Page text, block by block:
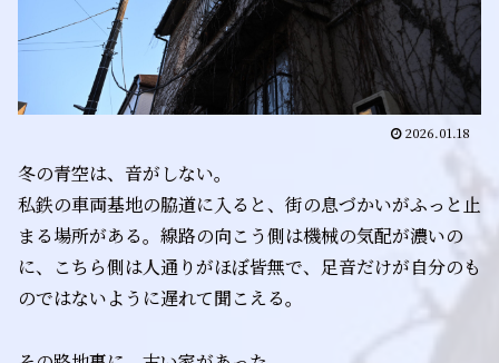
2026.01.18
冬の青空は、音がしない。
私鉄の車両基地の脇道に入ると、街の息づかいがふっと止
まる場所がある。線路の向こう側は機械の気配が濃いの
に、こちら側は人通りがほぼ皆無で、足音だけが自分のも
のではないように遅れて聞こえる。